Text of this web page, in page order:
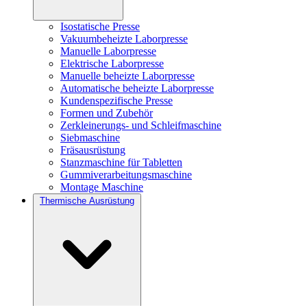
Isostatische Presse
Vakuumbeheizte Laborpresse
Manuelle Laborpresse
Elektrische Laborpresse
Manuelle beheizte Laborpresse
Automatische beheizte Laborpresse
Kundenspezifische Presse
Formen und Zubehör
Zerkleinerungs- und Schleifmaschine
Siebmaschine
Fräsausrüstung
Stanzmaschine für Tabletten
Gummiverarbeitungsmaschine
Montage Maschine
Thermische Ausrüstung